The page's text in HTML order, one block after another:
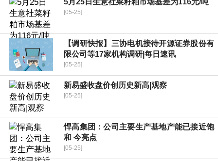
5月25日生意社菜籽粕市场基差为116元/吨
[05-25]
【调研快报】三协电机接待开源证券股份有
限公司等17家机构调研|每日速讯
[05-25]
新易盛收盘价创历史新高|观察
[05-25]
悍高集团：公司主要生产基地产能已接近饱
和 今亮点
[05-25]